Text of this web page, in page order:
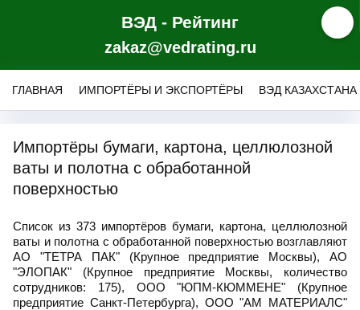
ВЭД - Рейтинг
zakaz@vedrating.ru
ГЛАВНАЯ ИМПОРТЁРЫ И ЭКСПОРТЁРЫ ВЭД КАЗАХСТАНА
Импортёры бумаги, картона, целлюлозной
ваты и полотна с обработанной
поверхностью
Список из 373 импортёров бумаги, картона, целлюлозной
ваты и полотна с обработанной поверхностью возглавляют
АО "ТЕТРА ПАК" (Крупное предприятие Москвы), АО
"ЭЛОПАК" (Крупное предприятие Москвы, количество
сотрудников: 175), ООО "ЮПМ-КЮММЕНЕ" (Крупное
предприятие Санкт-Петербурга), ООО "АМ МАТЕРИАЛС"